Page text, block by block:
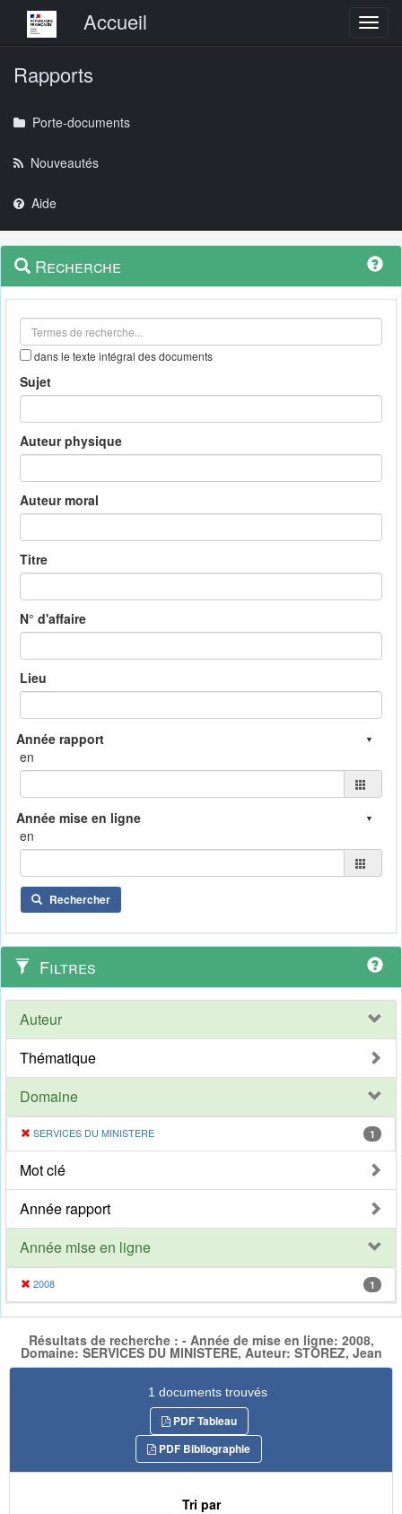
Menu principalAccueil
Rapports
Porte-documents
Nouveautés
Aide
Navigation
outils
Menu
contextuel
Recherche
dans le texte intégral des documents
Sujet
Auteur physique
Auteur moral
Titre
N° d'affaire
Lieu
en
en
Rechercher
Filtres
Auteur
Thématique
Domaine
SERVICES DU MINISTERE 1
Mot clé
Année rapport
Année mise en ligne
2008 1
Résultats de recherche : - Année de mise en ligne: 2008,
Domaine: SERVICES DU MINISTERE, Auteur: STOREZ, Jean
1 documents trouvés
PDF Tableau
PDF Bibliographie
Tri par